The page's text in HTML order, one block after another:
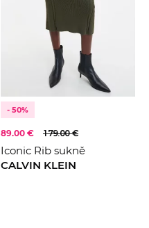
- 50%
89.00 € 179.00 €
Iconic Rib sukně
CALVIN KLEIN